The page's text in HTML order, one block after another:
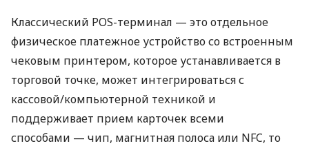
Классический POS-терминал — это отдельное
физическое платежное устройство со встроенным
чековым принтером, которое устанавливается в
торговой точке, может интегрироваться с
кассовой/компьютерной техникой и
поддерживает прием карточек всеми
способами — чип, магнитная полоса или NFC, то